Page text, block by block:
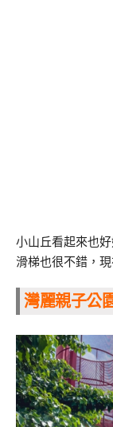
小山丘看起來也
滑梯也很不錯，
灣麗親子公